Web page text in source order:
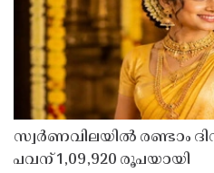
സ്വർണവിലയിൽ രണ്ടാം
പവന് 1,09,920 രൂപയായി